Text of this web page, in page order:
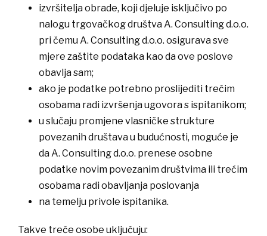
izvršitelja obrade, koji djeluje isključivo po
nalogu trgovačkog društva A. Consulting d.o.o.
pri čemu A. Consulting d.o.o. osigurava sve
mjere zaštite podataka kao da ove poslove
obavlja sam;
​ako je podatke potrebno proslijediti trećim
osobama radi izvršenja ugovora s ispitanikom;
​u slučaju promjene vlasničke strukture
povezanih društava u budućnosti, moguće je
da A. Consulting d.o.o. prenese osobne
podatke novim povezanim društvima ili trećim
osobama radi obavljanja poslovanja
na temelju privole ispitanika.
​​​​Takve treće osobe uključuju: